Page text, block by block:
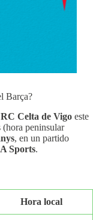
Barça?
RC Celta de Vigo este
(hora peninsular
, en un partido
Sports.
Hora local